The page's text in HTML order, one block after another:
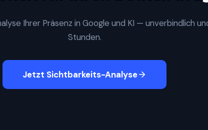
Ihrer Präsenz in Google und KI — unverbindlich
Stunden.
Jetzt Sichtbarkeits-Analyse